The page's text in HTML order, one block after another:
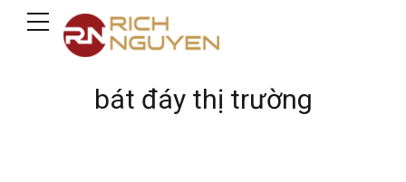
bát đáy thị trường